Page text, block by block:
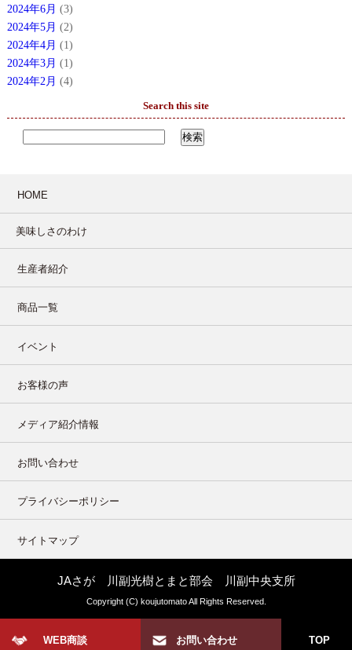
2024年6月 (3)
2024年5月 (2)
2024年4月 (1)
2024年3月 (1)
2024年2月 (4)
Search this site
HOME
美味しさのわけ
生産者紹介
商品一覧
イベント
お客様の声
メディア紹介情報
お問い合わせ
プライバシーポリシー
サイトマップ
JAさが 川副光樹とまと部会 川副中央支所
Copyright (C) koujutomato All Rights Reserved.
WEB商談 お問い合わせ TOP